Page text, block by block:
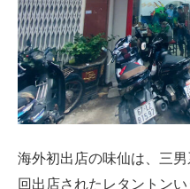
海外初出店の味仙は、三
回出店されたレタントン